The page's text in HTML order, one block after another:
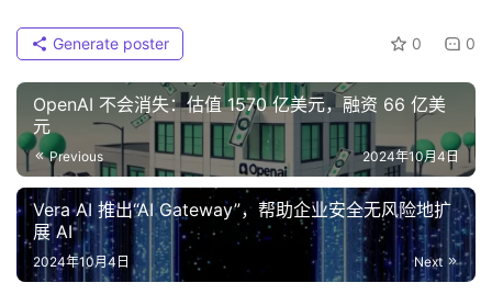
0 0
Generate poster
OpenAI 不会消失：估值 1570 亿美元，融资 66 亿美
元
Previous 2024年10月4日
Vera AI 推出“AI Gateway”，帮助企业安全无风险地扩
展 AI
Next
2024年10月4日